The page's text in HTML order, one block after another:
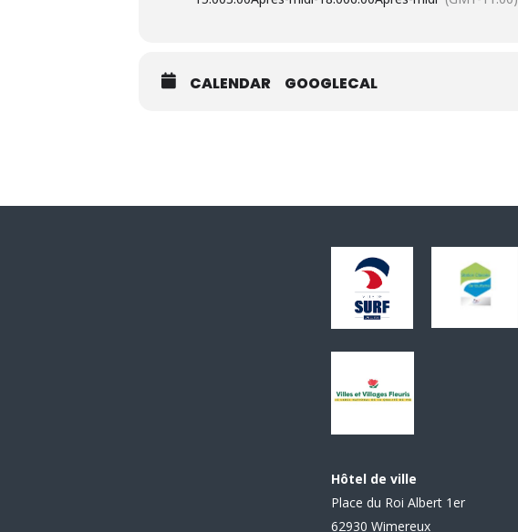
CALENDAR GOOGLECAL
Hôtel de ville
Place du Roi Albert 1er
62930 Wimereux